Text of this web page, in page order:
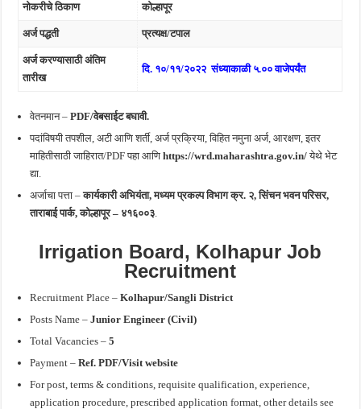
नोकरीचे ठिकाण कोल्हापूर
अर्ज पद्धती प्रत्यक्ष/टपाल
अर्ज करण्यासाठी अंतिम
तारीख
दि. १०/११/२०२२ संध्याकाळी ५.०० वाजेपर्यंत
वेतनमान – PDF/वेबसाईट बघावी.
पदांविषयी तपशील, अटी आणि शर्ती, अर्ज प्रक्रिया, विहित नमुना अर्ज, आरक्षण, इतर
माहितीसाठी जाहिरात/PDF पहा आणिhttps://wrd.maharashtra.gov.in/येथे भेट
द्या.
अर्जाचा पत्ता –कार्यकारी अभियंता, मध्यम प्रकल्प विभाग क्र. २, सिंचन भवन परिसर,
ताराबाई पार्क, कोल्हापूर – ४१६००३
Irrigation Board, Kolhapur Job
Recruitment
Recruitment Place –Kolhapur/Sangli District
Posts Name –Junior Engineer (Civil)
Total Vacancies – 5
Payment – Ref. PDF/Visit website
For post, terms & conditions, requisite qualification, experience,
application procedure, prescribed application format, other details see